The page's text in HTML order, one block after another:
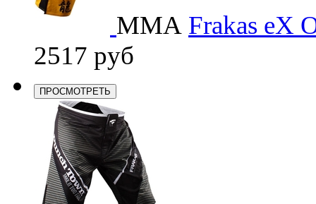
ММА Frakas eX
2517 руб
ПРОСМОТРЕТЬ